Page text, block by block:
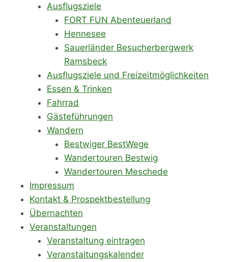
Ausflugsziele
FORT FUN Abenteuerland
Hennesee
Sauerländer Besucherbergwerk
Ramsbeck
Ausflugsziele und Freizeitmöglichkeiten
Essen & Trinken
Fahrrad
Gästeführungen
Wandern
Bestwiger BestWege
Wandertouren Bestwig
Wandertouren Meschede
Impressum
Kontakt & Prospektbestellung
Übernachten
Veranstaltungen
Veranstaltung eintragen
Veranstaltungskalender